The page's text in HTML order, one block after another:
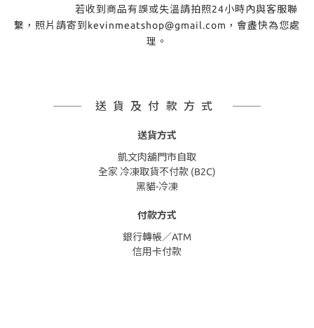
若收到商品有誤或失溫請拍照24小時內與客服聯
繫，照片請寄到kevinmeatshop@gmail.com，會盡快為您處
理。
送貨及付款方式
送貨方式
凱文肉舖門市自取
全家 冷凍取貨不付款 (B2C)
黑貓-冷凍
付款方式
銀行轉帳／ATM
信用卡付款